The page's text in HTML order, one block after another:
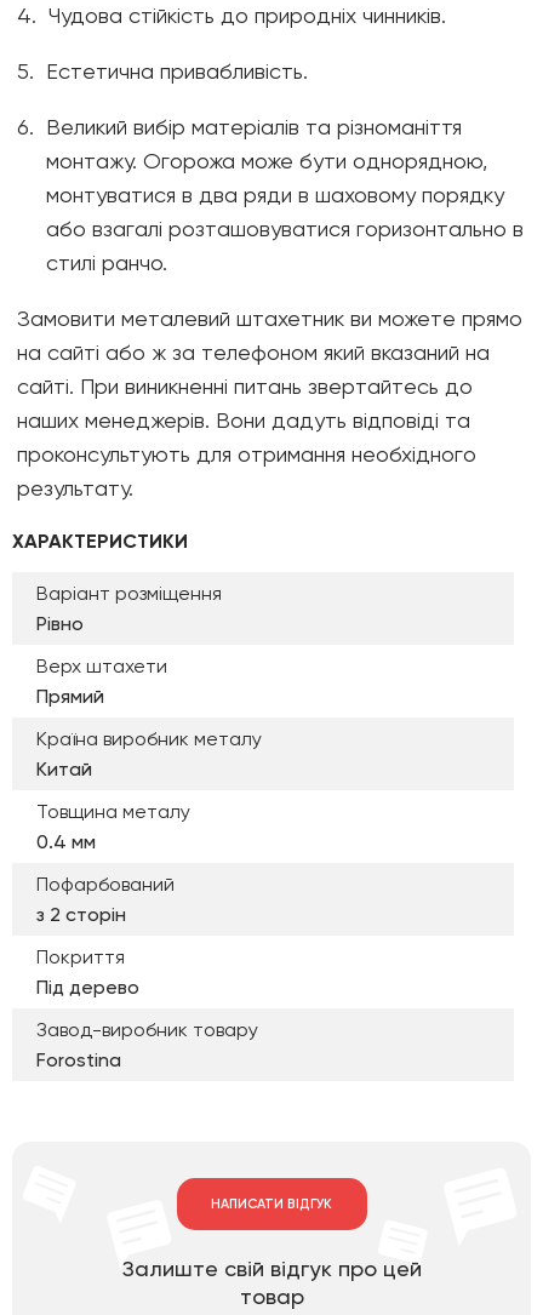
ХАРАКТЕРИСТИКИ
Варіант розміщення
Рівно
Верх штахети
Прямий
Країна виробник металу
Китай
Товщина металу
0.4 мм
Пофарбований
з 2 сторін
Покриття
Під дерево
Завод-виробник товару
Forostina
4. Чудова стійкість до природніх чинників.
5. Естетична привабливість.
6. Великий вибір матеріалів та різноманіття
монтажу. Огорожа може бути однорядною,
монтуватися в два ряди в шаховому порядку
або взагалі розташовуватися горизонтально в
стилі ранчо.
Замовити металевий штахетник ви можете прямо
на сайті або ж за телефоном який вказаний на
сайті. При виникненні питань звертайтесь до
наших менеджерів. Вони дадуть відповіді та
проконсультують для отримання необхідного
результату.
НАПИСАТИ ВІДГУК
Залиште свій відгук про цей
товар